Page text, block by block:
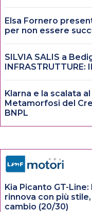
Elsa Fornero
per non essere
SILVIA SALIS a
INFRASTRUTTURE:
Klarna e la scalata
Metamorfosi del
BNPL
Kia Picanto GT-
rinnova con più
cambio (20/30)